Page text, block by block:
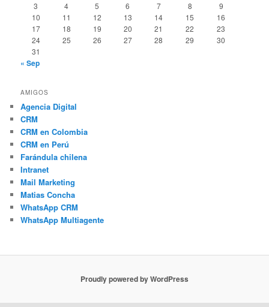
3
4 5 6 7 8
9
10
11 12 13 14 15
16
17
18 19 20 21 22
23
24
25 26 27 28 29
30
31
« Sep
AMIGOS
Agencia Digital
CRM
CRM en Colombia
CRM en Perú
Farándula chilena
Intranet
Mail Marketing
Matias Concha
WhatsApp CRM
WhatsApp Multiagente
Proudly powered by WordPress